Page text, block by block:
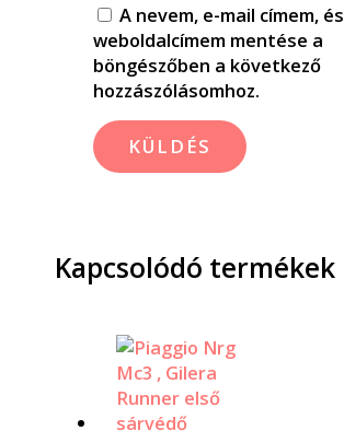
A nevem, e-mail címem, és
weboldalcímem mentése a
böngészőben a következő
hozzászólásomhoz.
Kapcsolódó termékek